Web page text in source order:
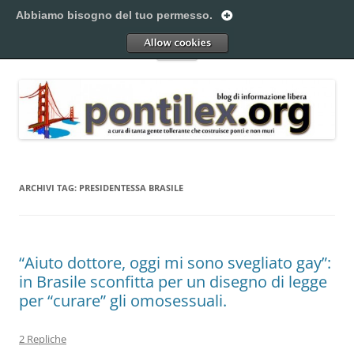
al
Pontilex
Menu
ARCHIVI TAG: PRESIDENTESSA BRASILE
“Aiuto dottore, oggi mi sono svegliato gay”:
in Brasile sconfitta per un disegno di legge
per “curare” gli omosessuali.
2 Repliche
Abbiamo bisogno del tuo permesso.